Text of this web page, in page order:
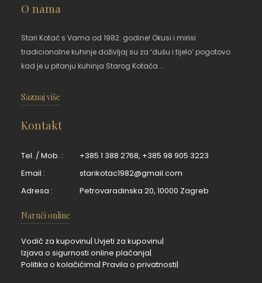
O nama
Stari Kotač s Vama od 1982. godine! Okusi i mirisi
tradicionalne kuhinje doživljaj su za ‘dušu i tijelo’ pogotovo
kad je u pitanju kuhinja Starog Kotača...
Saznaj više
Kontakt
Tel. / Mob. : +385 1 388 2768, +385 98 905 3223
Email :
starikotac1982@gmail.com
Adresa :
Petrovaradinska 20, 10000 Zagreb
Naruči online
Vodič za kupovinu| Uvjeti za kupovinu|
Izjava o sigurnosti online plaćanja|
Politika o kolačićima| Pravila o privatnosti|